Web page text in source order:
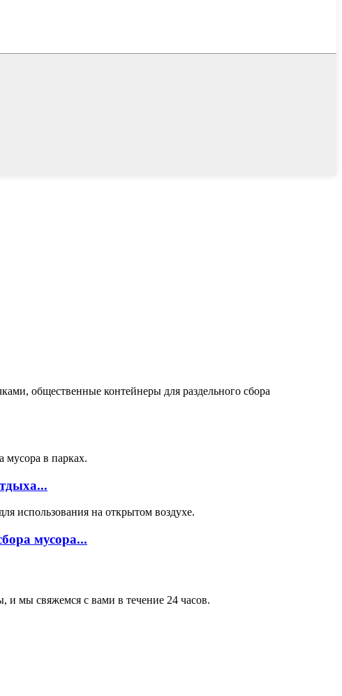
мусора...
и мы свяжемся с вами в течение 24 часов.